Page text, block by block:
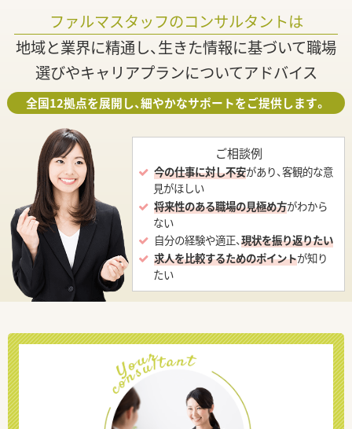
ファルマスタッフのコンサルタントは
地域と業界に精通し、生きた情報に基づいて職場
選びやキャリアプランについてアドバイス
全国12拠点を展開し、細やかなサポートをご提供します。
ご相談例
今の仕事に対し不安があり、客観的な意
見がほしい
将来性のある職場の見極め方がわから
ない
自分の経験や適正、現状を振り返りたい
求人を比較するためのポイントが知り
たい